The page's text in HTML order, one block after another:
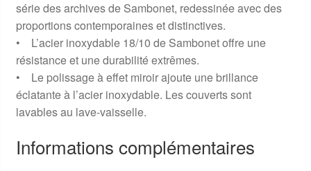
série des archives de Sambonet, redessinée avec des
proportions contemporaines et distinctives.
• L’acier inoxydable 18/10 de Sambonet offre une
résistance et une durabilité extrêmes.
• Le polissage à effet miroir ajoute une brillance
éclatante à l’acier inoxydable. Les couverts sont
lavables au lave-vaisselle.
Informations complémentaires